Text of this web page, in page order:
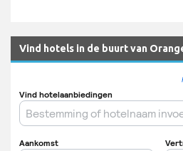
Vind hotels in de buurt van